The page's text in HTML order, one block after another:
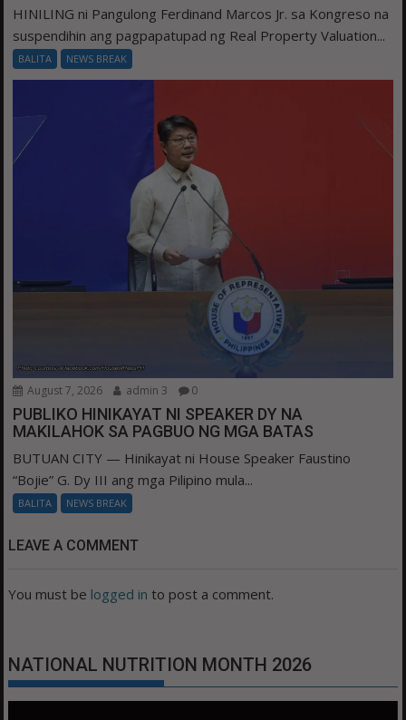
HINILING ni Pangulong Ferdinand Marcos Jr. sa Kongreso na
suspendihin ang pagpapatupad ng Real Property Valuation...
BALITA NEWS BREAK
August 7, 2026 admin 3 0
PUBLIKO HINIKAYAT NI SPEAKER DY NA
MAKILAHOK SA PAGBUO NG MGA BATAS
BUTUAN CITY — Hinikayat ni House Speaker Faustino
“Bojie” G. Dy III ang mga Pilipino mula...
BALITA NEWS BREAK
LEAVE A COMMENT
You must be logged in to post a comment.
NATIONAL NUTRITION MONTH 2026